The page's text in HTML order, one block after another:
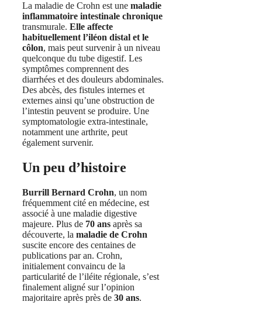
La maladie de Crohn est une maladie
inflammatoire intestinale chronique
transmurale. Elle affecte
habituellement l’iléon distal et le
côlon, mais peut survenir à un niveau
quelconque du tube digestif. Les
symptômes comprennent des
diarrhées et des douleurs abdominales.
Des abcès, des fistules internes et
externes ainsi qu’une obstruction de
l’intestin peuvent se produire. Une
symptomatologie extra-intestinale,
notamment une arthrite, peut
également survenir.
Un peu d’histoire
Burrill Bernard Crohn, un nom
fréquemment cité en médecine, est
associé à une maladie digestive
majeure. Plus de 70 ans après sa
découverte, la maladie de Crohn
suscite encore des centaines de
publications par an. Crohn,
initialement convaincu de la
particularité de l’iléite régionale, s’est
finalement aligné sur l’opinion
majoritaire après près de 30 ans.